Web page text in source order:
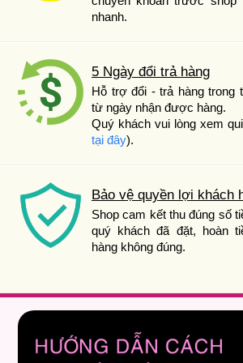
nhanh.
5 Ngày đổi trả hàng
Hỗ trợ đổi - trả hàng trong
từ ngày nhận được hàng.
Quý khách vui lòng xem
tại đây).
Bảo vệ quyền lợi khách
Shop cam kết thu đúng số
quý khách đã đặt, hoàn
hàng không đúng.